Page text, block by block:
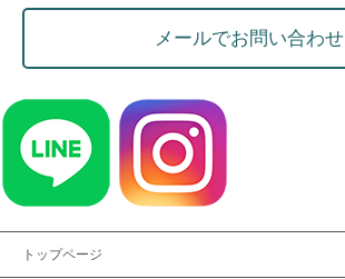
メールでお問い合わせ
トップページ